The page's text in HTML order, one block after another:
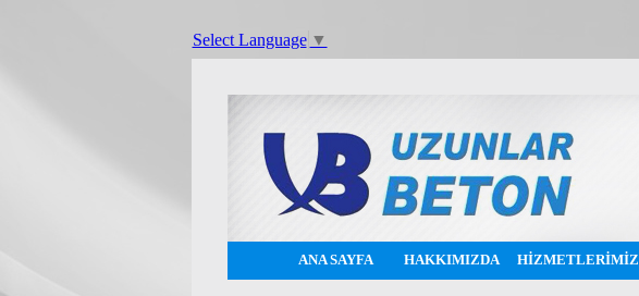
Select Language ▼
ANA SAYFA HAKKIMIZDA HİZMETLERİMİZ